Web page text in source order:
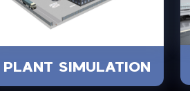
PLANT SIMULATION